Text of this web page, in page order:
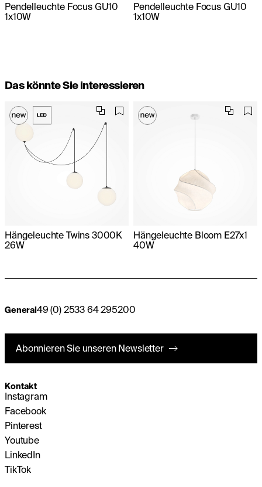
Pendelleuchte Focus GU10
1x10W
Pendelleuchte Focus GU10
1x10W
Das könnte Sie interessieren
Hängeleuchte Twins 3000K
26W
Hängeleuchte Bloom E27x1
40W
General49 (0) 2533 64 295200
Abonnieren Sie unseren Newsletter
Kontakt
Instagram
Facebook
Pinterest
Youtube
LinkedIn
TikTok